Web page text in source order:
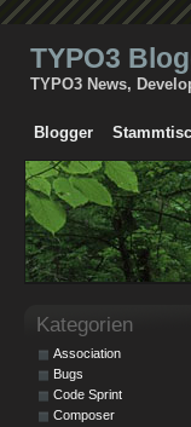
TYPO3
TYPO3 News,
Blogger
Kategorien
Association
Bugs
Code Sprint
Composer